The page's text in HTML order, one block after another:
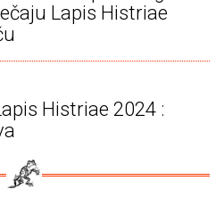
Lapis Histriae
Histriae 2024 :